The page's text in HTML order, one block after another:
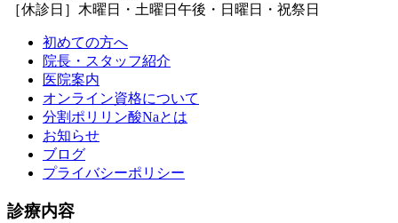
［休診日］木曜日・土曜日午後・日曜日・祝祭日
初めての方へ
院長・スタッフ紹介
医院案内
オンライン資格について
分割ポリリン酸Naとは
お知らせ
ブログ
プライバシーポリシー
診療内容